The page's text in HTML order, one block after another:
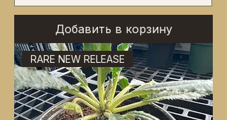
Добавить в корзину
RARE NEW RELEASE